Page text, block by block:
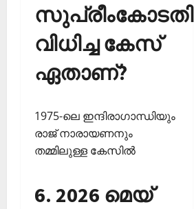
സുപ്രീംകോടതി
വിധിച്ച കേസ്
ഏതാണ്?
1975-ലെ ഇന്ദിരാഗാന്ധിയും
രാജ് നാരായണനും
തമ്മിലുള്ള കേസില്‍
6. 2026 മെയ്